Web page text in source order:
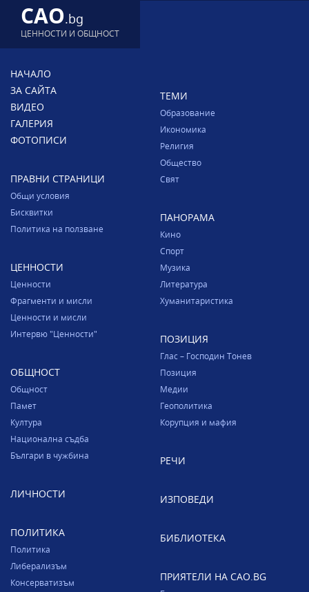
CAO.bg
ЦЕННОСТИ И ОБЩНОСТ
НАЧАЛО
ЗА САЙТА
ВИДЕО
ГАЛЕРИЯ
ФОТОПИСИ
ПРАВНИ СТРАНИЦИ
Общи условия
Бисквитки
Политика на ползване
ЦЕННОСТИ
Ценности
Фрагменти и мисли
Ценности и мисли
Интервю "Ценности"
ОБЩНОСТ
Общност
Памет
Култура
Национална съдба
Българи в чужбина
ЛИЧНОСТИ
ПОЛИТИКА
Политика
Либерализъм
Консерватизъм
ТЕМИ
Образование
Икономика
Религия
Общество
Свят
ПАНОРАМА
Кино
Спорт
Музика
Литература
Хуманитаристика
ПОЗИЦИЯ
Глас – Господин Тонев
Позиция
Медии
Геополитика
Корупция и мафия
РЕЧИ
ИЗПОВЕДИ
БИБЛИОТЕКА
ПРИЯТЕЛИ НА CAO.BG